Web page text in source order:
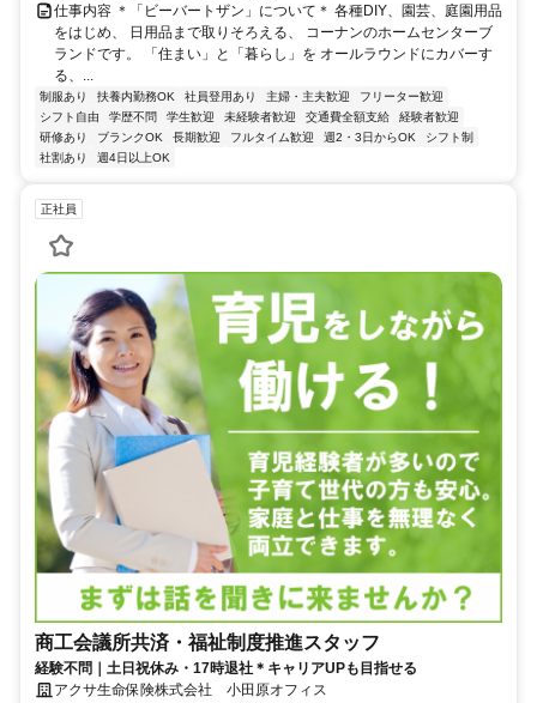
仕事内容 ＊「ビーバートザン」について＊ 各種DIY、園芸、庭園用品
をはじめ、 日用品まで取りそろえる、 コーナンのホームセンターブ
ランドです。 「住まい」と「暮らし」を オールラウンドにカバーす
る、...
制服あり 扶養内勤務OK 社員登用あり 主婦・主夫歓迎
フリーター歓迎
シフト自由
学歴不問 学生歓迎 未経験者歓迎 交通費全額支給
経験者歓迎
研修あり
ブランクOK 長期歓迎 フルタイム歓迎 週2・3日からOK
シフト制
社割あり
週4日以上OK
正社員
商工会議所共済・福祉制度推進スタッフ
経験不問｜土日祝休み・17時退社＊キャリアUPも目指せる
アクサ生命保険株式会社 小田原オフィス